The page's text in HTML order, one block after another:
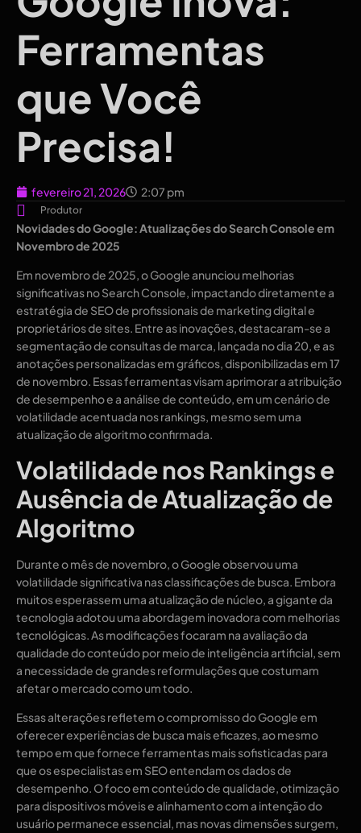
Ferramentas
que Você
Precisa!
fevereiro 21, 2026 2:07 pm
Produtor
Novidades do Google: Atualizações do Search Console em
Novembro de 2025
Em novembro de 2025, o Google anunciou melhorias
significativas no Search Console, impactando diretamente a
estratégia de SEO de profissionais de marketing digital e
proprietários de sites. Entre as inovações, destacaram-se a
segmentação de consultas de marca, lançada no dia 20, e as
anotações personalizadas em gráficos, disponibilizadas em 17
de novembro. Essas ferramentas visam aprimorar a atribuição
de desempenho e a análise de conteúdo, em um cenário de
volatilidade acentuada nos rankings, mesmo sem uma
atualização de algoritmo confirmada.
Volatilidade nos Rankings e
Ausência de Atualização de
Algoritmo
Durante o mês de novembro, o Google observou uma
volatilidade significativa nas classificações de busca. Embora
muitos esperassem uma atualização de núcleo, a gigante da
tecnologia adotou uma abordagem inovadora com melhorias
tecnológicas. As modificações focaram na avaliação da
qualidade do conteúdo por meio de inteligência artificial, sem
a necessidade de grandes reformulações que costumam
afetar o mercado como um todo.
Essas alterações refletem o compromisso do Google em
oferecer experiências de busca mais eficazes, ao mesmo
tempo em que fornece ferramentas mais sofisticadas para
que os especialistas em SEO entendam os dados de
desempenho. O foco em conteúdo de qualidade, otimização
para dispositivos móveis e alinhamento com a intenção do
usuário permanece essencial, mas novas dimensões surgem,